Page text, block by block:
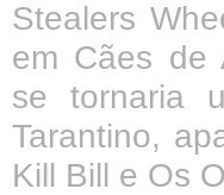
Stealers
em Cães de
se tornaria
Tarantino,
Kill Bill e Os